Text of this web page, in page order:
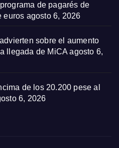
de pagarés de
euros agosto 6, 2026
sobre el aumento
llegada de MiCA agosto 6,
de los 20.200 pese al
6, 2026